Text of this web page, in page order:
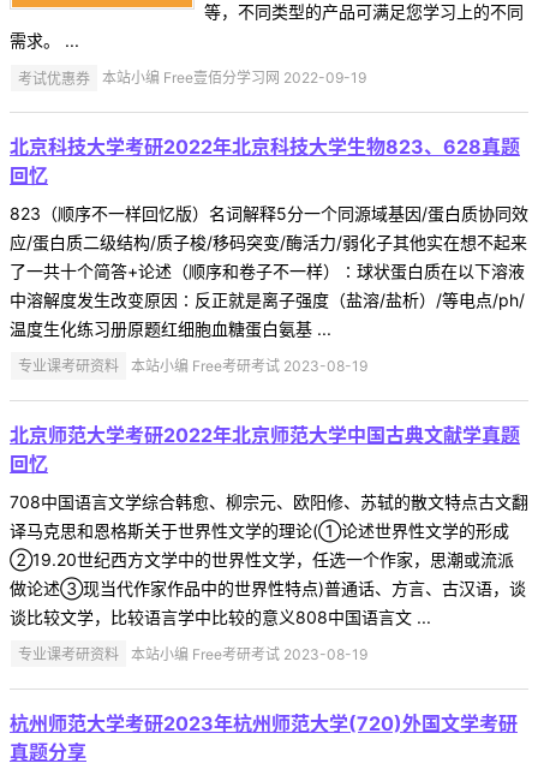
等，不同类型的产品可满足您学习上的不同
需求。 ...
考试优惠券 本站小编 Free壹佰分学习网 2022-09-19
北京科技大学考研2022年北京科技大学生物823、628真题
回忆
823（顺序不一样回忆版）名词解释5分一个同源域基因/蛋白质协同效
应/蛋白质二级结构/质子梭/移码突变/酶活力/弱化子其他实在想不起来
了一共十个简答+论述（顺序和卷子不一样）∶球状蛋白质在以下溶液
中溶解度发生改变原因∶反正就是离子强度（盐溶/盐析）/等电点/ph/
温度生化练习册原题红细胞血糖蛋白氨基 ...
专业课考研资料 本站小编 Free考研考试 2023-08-19
北京师范大学考研2022年北京师范大学中国古典文献学真题
回忆
708中国语言文学综合韩愈、柳宗元、欧阳修、苏轼的散文特点古文翻
译马克思和恩格斯关于世界性文学的理论(①论述世界性文学的形成
②19.20世纪西方文学中的世界性文学，任选一个作家，思潮或流派
做论述③现当代作家作品中的世界性特点)普通话、方言、古汉语，谈
谈比较文学，比较语言学中比较的意义808中国语言文 ...
专业课考研资料 本站小编 Free考研考试 2023-08-19
杭州师范大学考研2023年杭州师范大学(720)外国文学考研
真题分享